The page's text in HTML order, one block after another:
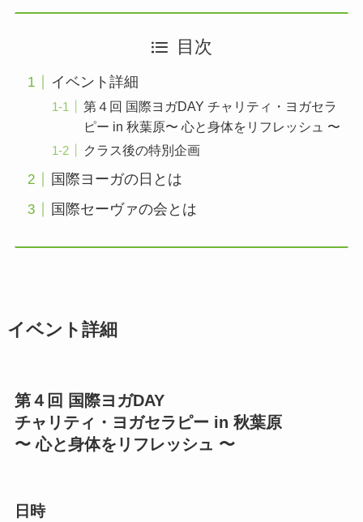
目次
イベント詳細
第４回 国際ヨガDAY チャリティ・ヨガセラ
ピー in 秋葉原〜 心と身体をリフレッシュ 〜
クラス後の特別企画
国際ヨーガの日とは
国際セーヴァの会とは
イベント詳細
第４回 国際ヨガDAY
チャリティ・ヨガセラピー in 秋葉原
〜 心と身体をリフレッシュ 〜
日時